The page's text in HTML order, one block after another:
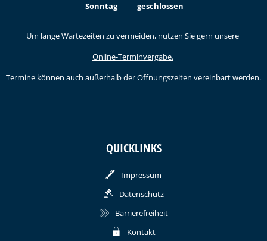
Sonntag
geschlossen
Um lange Wartezeiten zu vermeiden, nutzen Sie gern unsere
Online-Terminvergabe.
Termine können auch außerhalb der Öffnungszeiten vereinbart werden.
QUICKLINKS
Impressum
Datenschutz
Barrierefreiheit
Kontakt